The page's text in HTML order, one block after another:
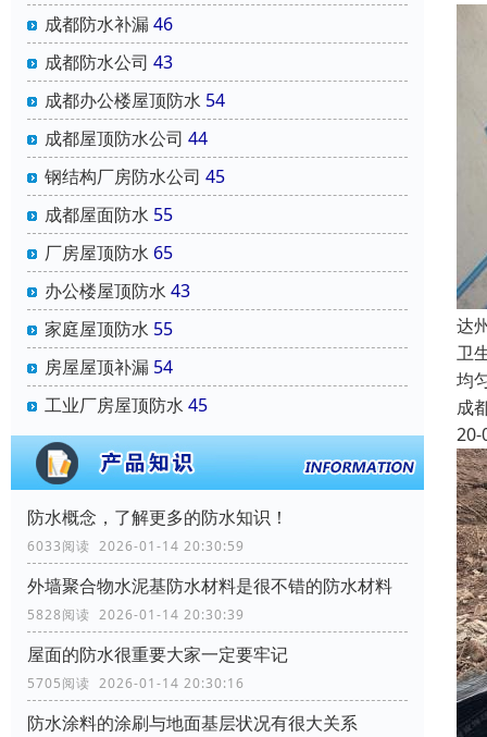
成都防水补漏46
成都防水公司 43
成都办公楼屋顶防水 54
成都屋顶防水公司 44
钢结构厂房防水公司 45
成都屋面防水 55
厂房屋顶防水 65
办公楼屋顶防水 43
家庭屋顶防水 55
房屋屋顶补漏 54
工业厂房屋顶防水 45
防水概念，了解更多的防水知识！
6033阅读 2026-01-14 20:30:59
外墙聚合物水泥基防水材料是很不错的防水材料
5828阅读 2026-01-14 20:30:39
屋面的防水很重要大家一定要牢记
5705阅读 2026-01-14 20:30:16
防水涂料的涂刷与地面基层状况有很大关系
达
卫
均
成
20-